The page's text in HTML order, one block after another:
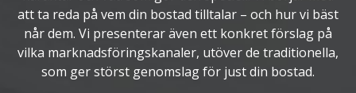
att ta reda på vem din bostad tilltalar – och hur vi bäst
når dem. Vi presenterar även ett konkret förslag på
vilka marknadsföringskanaler, utöver de traditionella,
som ger störst genomslag för just din bostad.